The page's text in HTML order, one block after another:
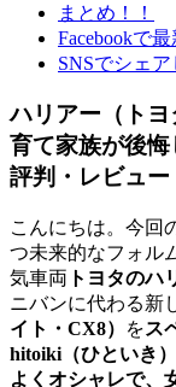
まとめ！！
Facebookで
SNSでシェア
ハリアー（ト
育て家族が後悔
評判・レビュー
こんにちは。今回
つ未来的なフォル
気車両 トヨタのハ
ニバンに代わる新
イト・CX8）
をス
hitoiki（ひといき
よくオシャレで、